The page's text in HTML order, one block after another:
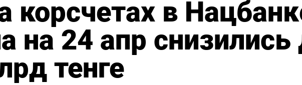
корсчетах в
на 24 апр снизились
тенге